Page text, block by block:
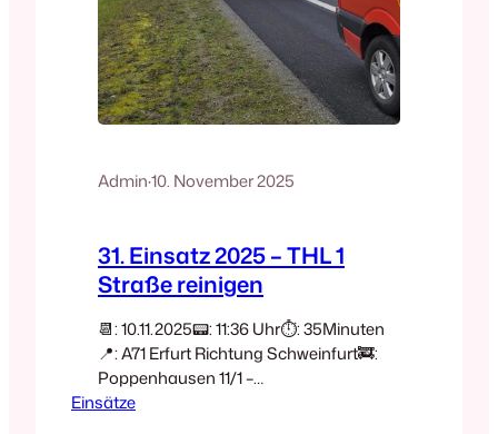
Admin·10. November 2025
31. Einsatz 2025 – THL 1
Straße reinigen
📆: 10.11.2025📟: 11:36 Uhr⏱️: 35Minuten
📍: A71 Erfurt Richtung Schweinfurt🚒:
Poppenhausen 11/1 –
MZFPoppenhausen 20/1 –
Einsätze